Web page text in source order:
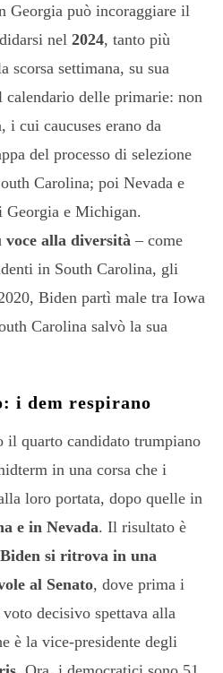
Georgia può incoraggiare il
nel 2024, tanto più
scorsa settimana, su sua
delle primarie: non
cui caucuses erano da
del processo di selezione
Carolina; poi Nevada e
Georgia e Michigan.
voce alla diversità – come
in South Carolina, gli
Biden partì male tra Iowa
Carolina salvò la sua
i dem respirano
il quarto candidato trumpiano
in una corsa che i
loro portata, dopo quelle in
e in Nevada. Il risultato è
si ritrova in una
al Senato, dove prima i
decisivo spettava alla
è la vice-presidente degli